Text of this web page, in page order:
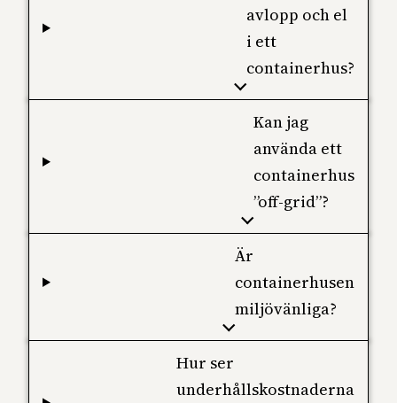
avlopp och el
i ett
containerhus?
Kan jag
använda ett
containerhus
”off-grid”?
Är
containerhusen
miljövänliga?
Hur ser
underhållskostnaderna